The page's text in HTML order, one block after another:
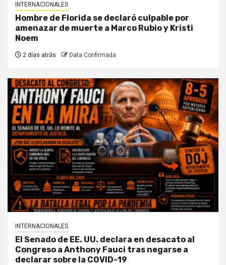
INTERNACIONALES
Hombre de Florida se declaró culpable por
amenazar de muerte a Marco Rubio y Kristi
Noem
2 días atrás Data Confirmada
INTERNACIONALES
El Senado de EE. UU. declara en desacato al
Congreso a Anthony Fauci tras negarse a
declarar sobre la COVID-19